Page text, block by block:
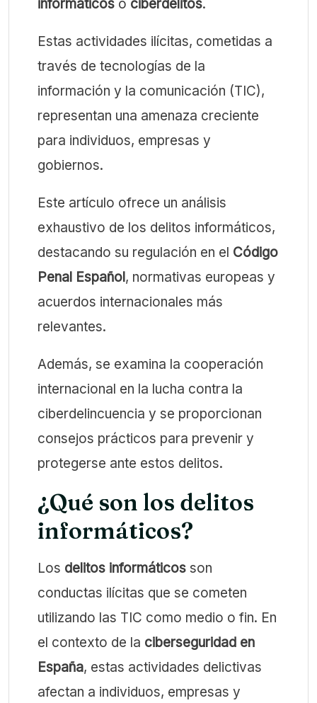
informáticos o ciberdelitos.
Estas actividades ilícitas, cometidas a
través de tecnologías de la
información y la comunicación (TIC),
representan una amenaza creciente
para individuos, empresas y
gobiernos.
Este artículo ofrece un análisis
exhaustivo de los delitos informáticos,
destacando su regulación en el Código
Penal Español, normativas europeas y
acuerdos internacionales más
relevantes.
Además, se examina la cooperación
internacional en la lucha contra la
ciberdelincuencia y se proporcionan
consejos prácticos para prevenir y
protegerse ante estos delitos.
¿Qué son los delitos
informáticos?
Los delitos informáticos son
conductas ilícitas que se cometen
utilizando las TIC como medio o fin. En
el contexto de la ciberseguridad en
España, estas actividades delictivas
afectan a individuos, empresas y